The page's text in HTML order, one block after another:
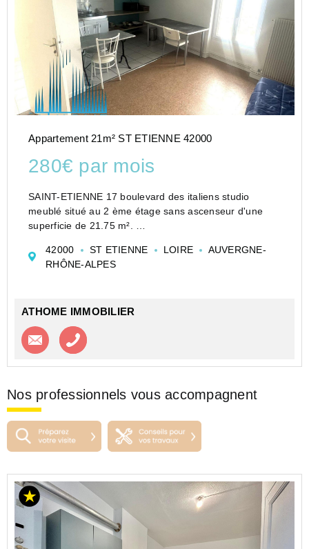
Appartement 21m² ST ETIENNE 42000
280€ par mois
SAINT-ETIENNE 17 boulevard des italiens studio
meublé situé au 2 ème étage sans ascenseur d'une
superficie de 21.75 m².
sur la pièce de vie, une salle d'eau avec WC .
Ce logement dispose du do...
42000 ST ETIENNE LOIRE
AUVERGNE-
RHÔNE-ALPES
ATHOME IMMOBILIER
Contacter l'agence
Nos professionnels vous accompagnent